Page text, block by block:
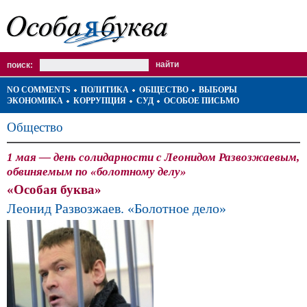
поиск:
NO COMMENTS ПОЛИТИКА ОБЩЕСТВО
ВЫБОРЫ
ЭКОНОМИКА
КОРРУПЦИЯ СУД ОСОБОЕ ПИСЬМО
Общество
1 мая — день солидарности с Леонидом Развозжаевым,
обвиняемым по «болотному делу»
«Особая буква»
Леонид Развозжаев. «Болотное дело»